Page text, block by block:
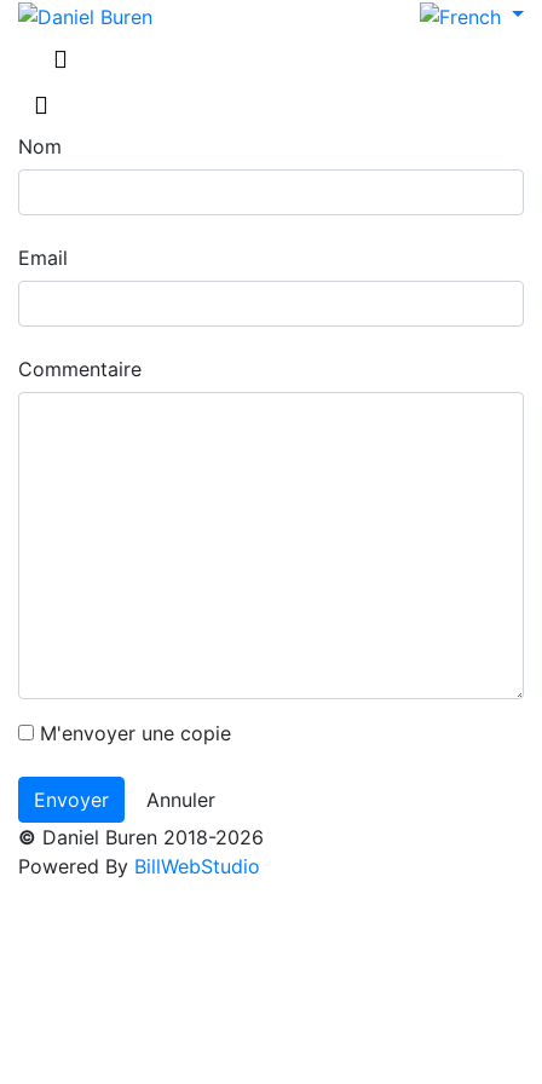
Nom
Email
Commentaire
M'envoyer une copie
Annuler
© Daniel Buren 2018-2026
Powered By BillWebStudio